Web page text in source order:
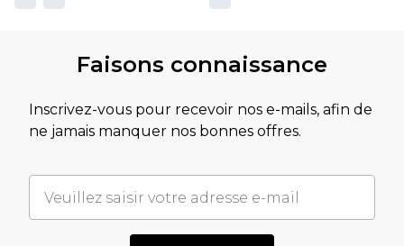
Faisons connaissance
Inscrivez-vous pour recevoir nos e-mails, afin de
ne jamais manquer nos bonnes offres.